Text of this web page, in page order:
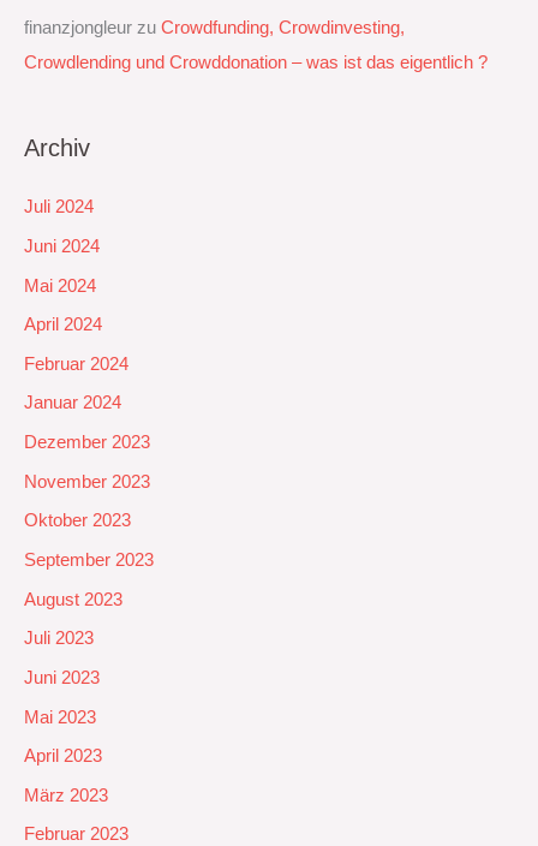
finanzjongleur zu Crowdfunding, Crowdinvesting,
Crowdlending und Crowddonation – was ist das eigentlich ?
Archiv
Juli 2024
Juni 2024
Mai 2024
April 2024
Februar 2024
Januar 2024
Dezember 2023
November 2023
Oktober 2023
September 2023
August 2023
Juli 2023
Juni 2023
Mai 2023
April 2023
März 2023
Februar 2023